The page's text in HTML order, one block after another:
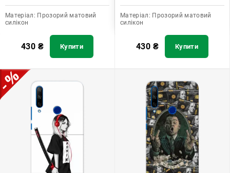
Матеріал: Прозорий матовий
силікон
430 ₴ Купити
Матеріал: Прозорий матовий
силікон
430 ₴ Купити